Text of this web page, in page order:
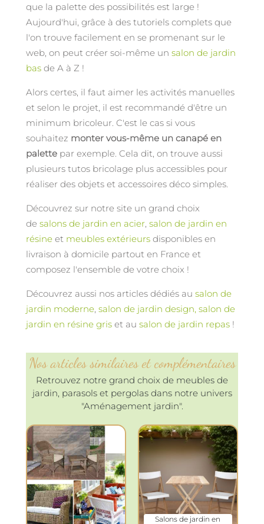
que la palette des possibilités est large !
Aujourd'hui, grâce à des tutoriels complets que
l'on trouve facilement en se promenant sur le
web, on peut créer soi-même un salon de jardin
bas de A à Z !
Alors certes, il faut aimer les activités manuelles
et selon le projet, il est recommandé d'être un
minimum bricoleur. C'est le cas si vous
souhaitez monter vous-même un canapé en
palette par exemple. Cela dit, on trouve aussi
plusieurs tutos bricolage plus accessibles pour
réaliser des objets et accessoires déco simples.
Découvrez sur notre site un grand choix
de salons de jardin en acier, salon de jardin en
résine et meubles extérieurs disponibles en
livraison à domicile partout en France et
composez l'ensemble de votre choix !
Découvrez aussi nos articles dédiés au salon de
jardin moderne, salon de jardin design, salon de
jardin en résine gris et au salon de jardin repas !
Nos articles similaires et complémentaires
Retrouvez notre grand choix de meubles de
jardin, parasols et pergolas dans notre univers
"Aménagement jardin".
Salons de jardin en